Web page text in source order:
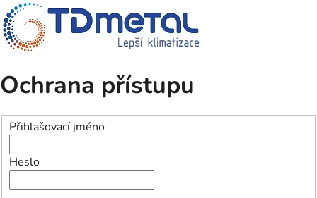
Ochrana přístupu
Přihlašovací jméno
Heslo